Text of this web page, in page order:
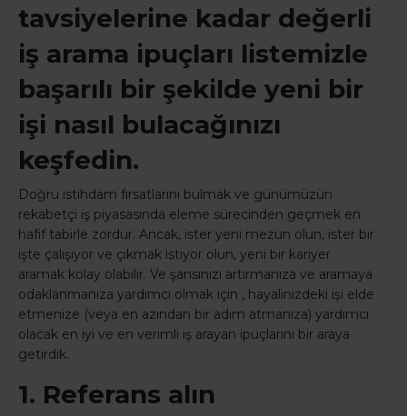
tavsiyelerine kadar değerli
iş arama ipuçları listemizle
başarılı bir şekilde yeni bir
işi nasıl bulacağınızı
keşfedin.
Doğru istihdam fırsatlarını bulmak ve günümüzün
rekabetçi iş piyasasında eleme sürecinden geçmek en
hafif tabirle zordur. Ancak, ister yeni mezun olun, ister bir
işte çalışıyor ve çıkmak istiyor olun, yeni bir kariyer
aramak kolay olabilir. Ve şansınızı artırmanıza ve aramaya
odaklanmanıza yardımcı olmak için , hayalinizdeki işi elde
etmenize (veya en azından bir adım atmanıza) yardımcı
olacak en iyi ve en verimli iş arayan ipuçlarını bir araya
getirdik.
1. Referans alın